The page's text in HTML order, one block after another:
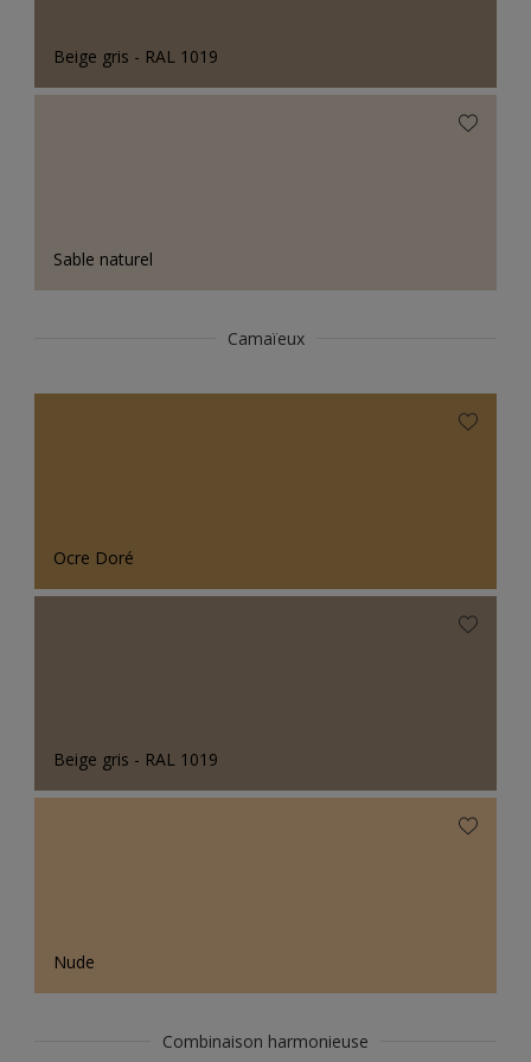
Beige gris - RAL 1019
Sable naturel
Camaïeux
Ocre Doré
Beige gris - RAL 1019
Nude
Combinaison harmonieuse